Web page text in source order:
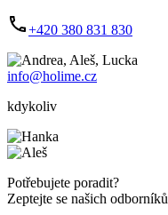
+420 380 831 830
info@holime.cz
kdykoliv
Potřebujete poradit?
Zeptejte se našich odborníků